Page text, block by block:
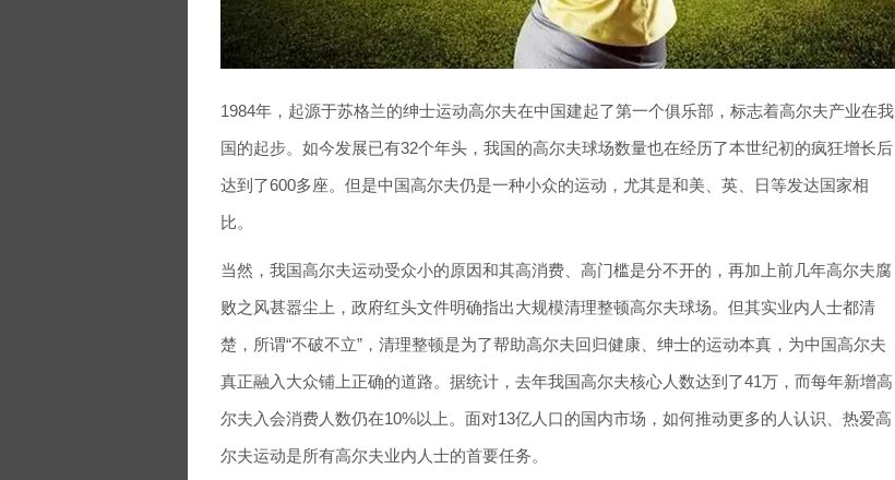
1984年，起源于苏格兰的绅士运动高尔夫在中国建起了第一个俱乐部，标志着高尔夫产业在我
国的起步。如今发展已有32个年头，我国的高尔夫球场数量也在经历了本世纪初的疯狂增长后
达到了600多座。但是中国高尔夫仍是一种小众的运动，尤其是和美、英、日等发达国家相
比。
当然，我国高尔夫运动受众小的原因和其高消费、高门槛是分不开的，再加上前几年高尔夫腐
败之风甚嚣尘上，政府红头文件明确指出大规模清理整顿高尔夫球场。但其实业内人士都清
楚，所谓“不破不立”，清理整顿是为了帮助高尔夫回归健康、绅士的运动本真，为中国高尔夫
真正融入大众铺上正确的道路。据统计，去年我国高尔夫核心人数达到了41万，而每年新增高
尔夫入会消费人数仍在10%以上。面对13亿人口的国内市场，如何推动更多的人认识、热爱高
尔夫运动是所有高尔夫业内人士的首要任务。